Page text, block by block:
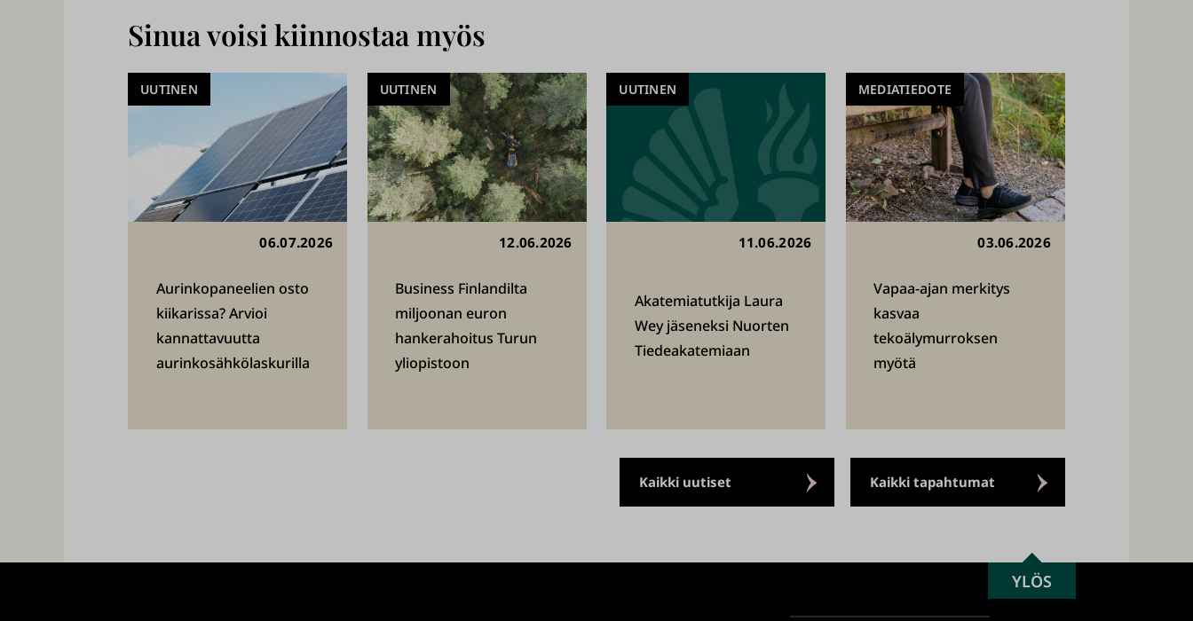
Sinua voisi kiinnostaa myös
06.07.2026
Aurinkopaneelien osto
kiikarissa? Arvioi
kannattavuutta
aurinkosähkölaskurilla
UUTINEN
12.06.2026
Business Finlandilta
miljoonan euron
hankerahoitus Turun
yliopistoon
UUTINEN
11.06.2026
Akatemiatutkija Laura
Wey jäseneksi Nuorten
Tiedeakatemiaan
UUTINEN
03.06.2026
Vapaa-ajan merkitys
kasvaa
tekoälymurroksen
myötä
MEDIATIEDOTE
Kaikki uutiset Kaikki tapahtumat
SCROLL
YLÖS